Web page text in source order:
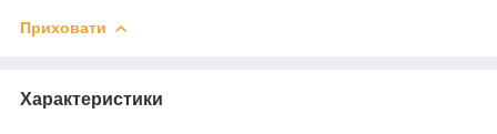
Приховати
Характеристики